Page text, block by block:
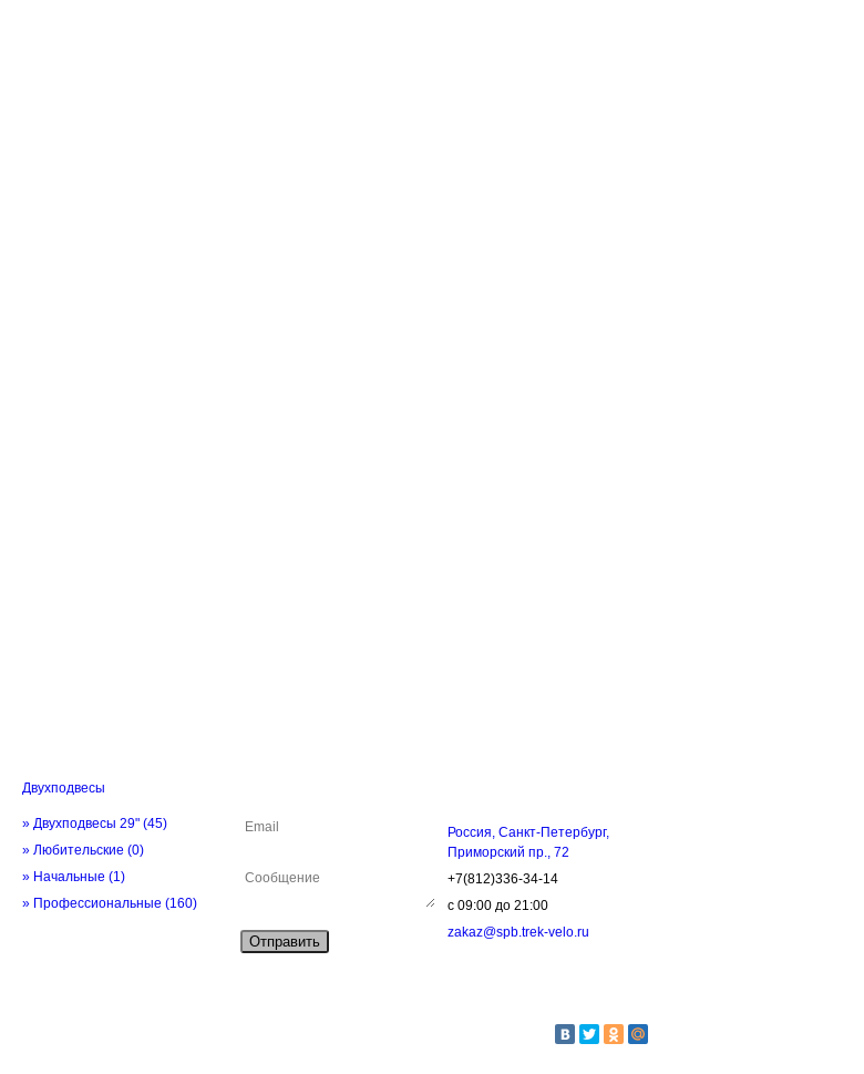
Двухподвесы
» Двухподвесы 29" (45)
» Любительские (0)
» Начальные (1)
» Профессиональные (160)
Отправить
Россия, Санкт-Петербург,
Приморский пр., 72
+7(812)336-34-14
с 09:00 до 21:00
zakaz@spb.trek-velo.ru